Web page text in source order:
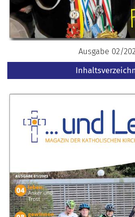
Ausgabe 02/